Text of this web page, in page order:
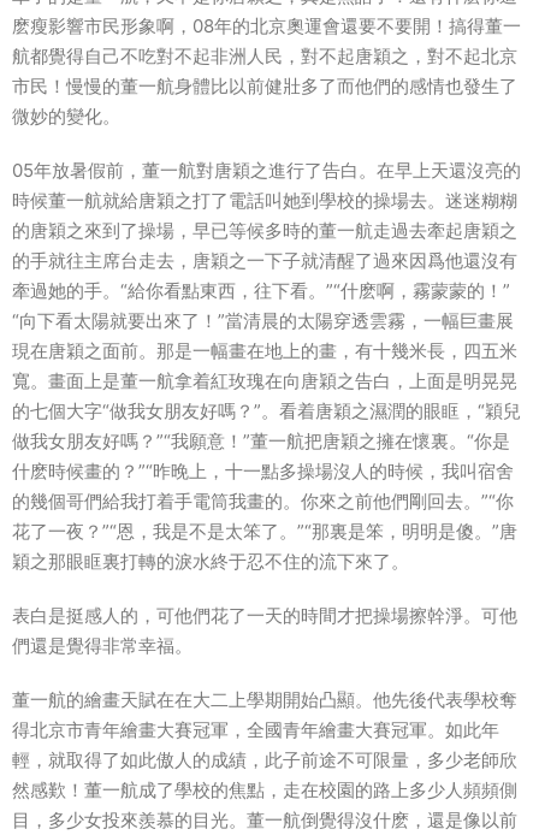
麽瘦影響市民形象啊，08年的北京奧運會還要不要開！搞得董一
航都覺得自己不吃對不起非洲人民，對不起唐穎之，對不起北京
市民！慢慢的董一航身體比以前健壯多了而他們的感情也發生了
微妙的變化。
05年放暑假前，董一航對唐穎之進行了告白。在早上天還沒亮的
時候董一航就給唐穎之打了電話叫她到學校的操場去。迷迷糊糊
的唐穎之來到了操場，早已等候多時的董一航走過去牽起唐穎之
的手就往主席台走去，唐穎之一下子就清醒了過來因爲他還沒有
牽過她的手。“給你看點東西，往下看。”“什麽啊，霧蒙蒙的！”
“向下看太陽就要出來了！”當清晨的太陽穿透雲霧，一幅巨畫展
現在唐穎之面前。那是一幅畫在地上的畫，有十幾米長，四五米
寬。畫面上是董一航拿着紅玫瑰在向唐穎之告白，上面是明晃晃
的七個大字“做我女朋友好嗎？”。看着唐穎之濕潤的眼眶，“穎兒
做我女朋友好嗎？”“我願意！”董一航把唐穎之擁在懷裏。“你是
什麽時候畫的？”“昨晚上，十一點多操場沒人的時候，我叫宿舍
的幾個哥們給我打着手電筒我畫的。你來之前他們剛回去。”“你
花了一夜？”“恩，我是不是太笨了。”“那裏是笨，明明是傻。”唐
穎之那眼眶裏打轉的淚水終于忍不住的流下來了。
表白是挺感人的，可他們花了一天的時間才把操場擦幹淨。可他
們還是覺得非常幸福。
董一航的繪畫天賦在在大二上學期開始凸顯。他先後代表學校奪
得北京市青年繪畫大賽冠軍，全國青年繪畫大賽冠軍。如此年
輕，就取得了如此傲人的成績，此子前途不可限量，多少老師欣
然感歎！董一航成了學校的焦點，走在校園的路上多少人頻頻側
目，多少女投來羨慕的目光。董一航倒覺得沒什麽，還是像以前